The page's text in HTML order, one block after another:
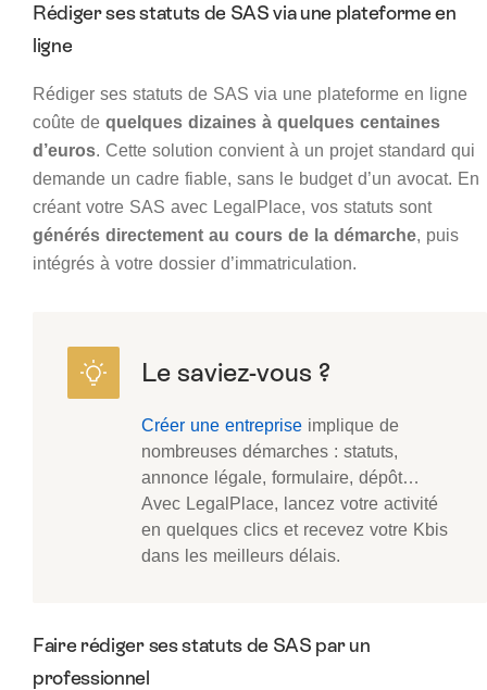
Rédiger ses statuts de SAS via une plateforme en
ligne
Rédiger ses statuts de SAS via une plateforme en ligne
coûte de quelques dizaines à quelques centaines
d’euros. Cette solution convient à un projet standard qui
demande un cadre fiable, sans le budget d’un avocat. En
créant votre SAS avec LegalPlace, vos statuts sont
générés directement au cours de la démarche, puis
intégrés à votre dossier d’immatriculation.
Créer une entreprise implique de
nombreuses démarches : statuts,
annonce légale, formulaire, dépôt…
Avec LegalPlace, lancez votre activité
en quelques clics et recevez votre Kbis
dans les meilleurs délais.
Faire rédiger ses statuts de SAS par un
professionnel